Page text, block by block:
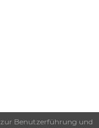
zur Benutzerführung und